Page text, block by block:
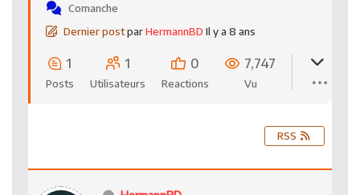
Comanche
Dernier postparHermannBD Il y a 8 ans
1
Posts
1
Utilisateurs
0
Reactions
7,747
Vu
RSS